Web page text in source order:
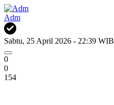
Adm
Sabtu, 25 April 2026 - 22:39 WIB
0
0
154